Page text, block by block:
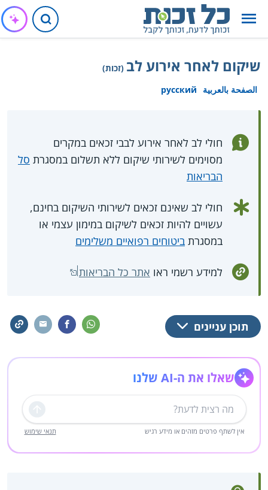
שיקום לאחר אירוע לב (זכות)
الصفحة بالعربية
русский
חולי לב לאחר אירוע לבבי זכאים במקרים
מסוימים לשירותי שיקום ללא תשלום במסגרת סל
הבריאות
חולי לב שאינם זכאים לשירותי השיקום בחינם,
עשויים להיות זכאים לשיקום במימון עצמי או
במסגרת ביטוחים רפואיים משלימים
למידע רשמי ראו אתר כל הבריאות
תוכן עניינים
שאלו את ה-AI שלנו
שליחה
אין לשתף פרטים מזהים או מידע רגיש תנאי שימוש